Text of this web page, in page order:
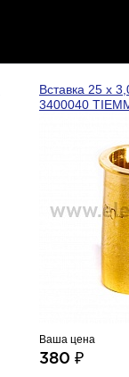
Вставка 25 х
3400040
Ваша цена
380 ₽